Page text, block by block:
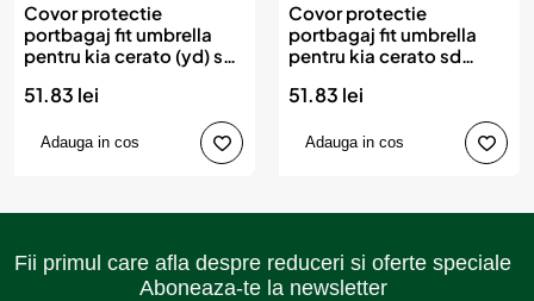
Covor protectie
portbagaj fit umbrella
pentru kia cerato (yd) sd
51.83 lei
Adauga in cos
Covor protectie
portbagaj fit umbrella
pentru kia cerato sd
51.83 lei
Adauga in cos
Fii primul care afla despre reduceri si oferte speciale
Aboneaza-te la newsletter